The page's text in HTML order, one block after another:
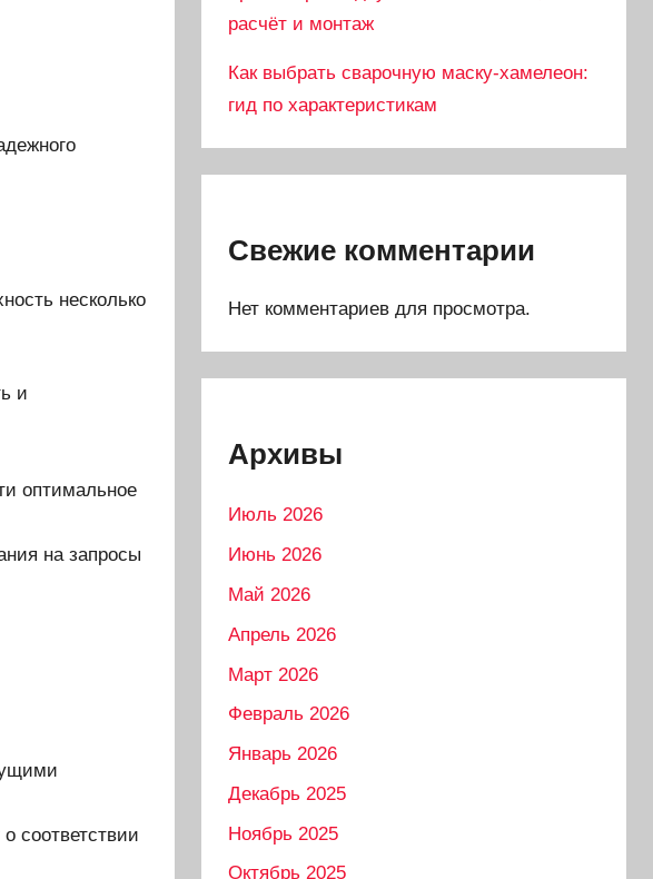
несколько
и
оптимальное
на запросы
соответствии
расчёт и монтаж
Как выбрать сварочную маску-хамелеон:
гид по характеристикам
Свежие комментарии
Нет комментариев для просмотра.
Архивы
Июль 2026
Июнь 2026
Май 2026
Апрель 2026
Март 2026
Февраль 2026
Январь 2026
Декабрь 2025
Ноябрь 2025
Октябрь 2025